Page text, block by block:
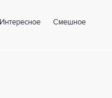
Интересное Смешное